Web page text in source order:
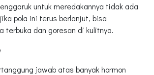
untuk meredakannya tidak ada
pola ini terus berlanjut, bisa
terbuka dan goresan di kulitnya.
jawab atas banyak hormon